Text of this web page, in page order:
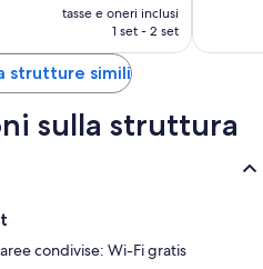
prezzo
attuale
148 €
tasse e oneri inclusi
1 set - 2 set
strutture simili
sulla struttura
condivise: Wi-Fi gratis